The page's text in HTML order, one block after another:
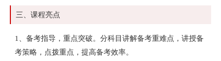
三、课程亮点
1、备考指导，重点突破。分科目讲解备考重难点，讲授备
考策略，点拨重点，提高备考效率。